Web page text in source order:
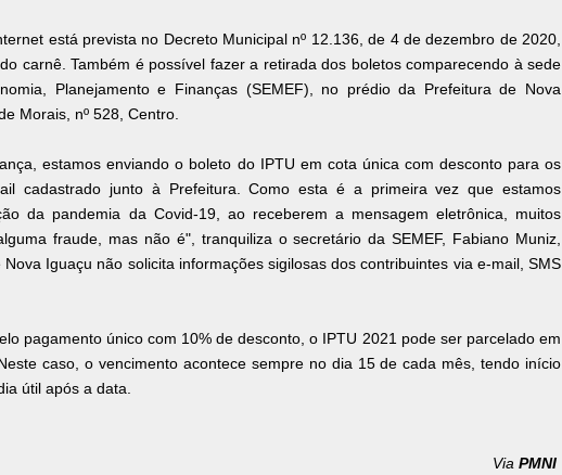
está prevista no Decreto Municipal nº 12.136, de 4 de dezembro de 2020,
carnê. Também é possível fazer a retirada dos boletos comparecendo à sede
Planejamento e Finanças (SEMEF), no prédio da Prefeitura de Nova
Morais, nº 528, Centro.
estamos enviando o boleto do IPTU em cota única com desconto para os
cadastrado junto à Prefeitura. Como esta é a primeira vez que estamos
da pandemia da Covid-19, ao receberem a mensagem eletrônica, muitos
fraude, mas não é", tranquiliza o secretário da SEMEF, Fabiano Muniz,
Iguaçu não solicita informações sigilosas dos contribuintes via e-mail, SMS
pagamento único com 10% de desconto, o IPTU 2021 pode ser parcelado em
caso, o vencimento acontece sempre no dia 15 de cada mês, tendo início
útil após a data.
Via PMNI